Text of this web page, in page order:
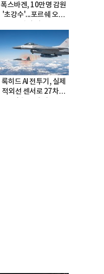
폭스바겐, 10만명 감원
'초강수'...포르쉐 오너
록히드 AI 전투기, 실제
적외선 센서로 27차례